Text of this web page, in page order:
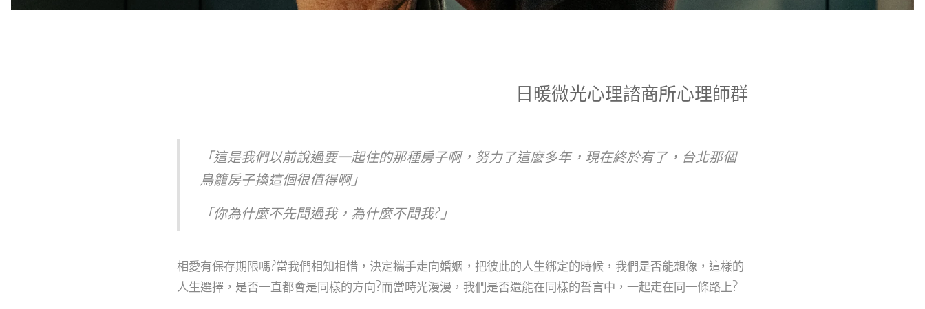
日暖微光心理諮商所心理師群
「這是我們以前說過要一起住的那種房子啊，努力了這麼多年，現在終於有了，台北那個
鳥籠房子換這個很值得啊」
「你為什麼不先問過我，為什麼不問我?」
相愛有保存期限嗎?當我們相知相惜，決定攜手走向婚姻，把彼此的人生綁定的時候，我們是否能想像，這樣的
人生選擇，是否一直都會是同樣的方向?而當時光漫漫，我們是否還能在同樣的誓言中，一起走在同一條路上?